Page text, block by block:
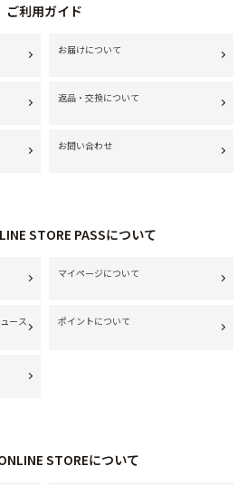
ご利用ガイド
お届けについて
返品・交換について
お問い合わせ
STORE PASSについて
マイページについて
ース
ポイントについて
STOREについて